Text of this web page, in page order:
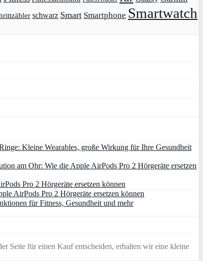
schwarz Smart Smartphone Smartwatch
Kleine Wearables, große Wirkung für Ihre Gesundheit
am Ohr: Wie die Apple AirPods Pro 2 Hörgeräte ersetzen
Pro 2 Hörgeräte ersetzen können
AirPods Pro 2 Hörgeräte ersetzen können
für Fitness, Gesundheit und mehr
Seite für einen Kauf entscheiden, erhalten wir eine kleine